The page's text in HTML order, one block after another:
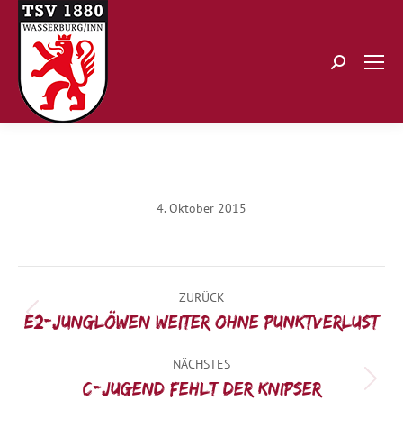
Search:
4. Oktober 2015
ZURÜCK
Vorheriger
E2-Junglöwen weiter ohne Punktverlust
NÄCHSTES
Nächster
C-Jugend fehlt der Knipser